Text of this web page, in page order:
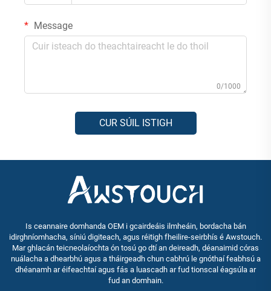
Message
0/1000
CUR SÚIL ISTIGH
Is ceannaire domhanda OEM i gcairdeáis ilmheáin, bordacha bán
idirghníomhacha, síniú digiteach, agus réitigh fheilire-seirbhís é Awstouch.
Mar ghlacán teicneolaíochta ón tosú go dtí an deireadh, déanaimid córas
nuálacha a dhearbhú agus a tháirgeadh chun cabhrú le gnóthaí feabhsú a
dhéanamh ar éifeachtaí agus fás a luascadh ar fud tionscal éagsúla ar
fud an domhain.